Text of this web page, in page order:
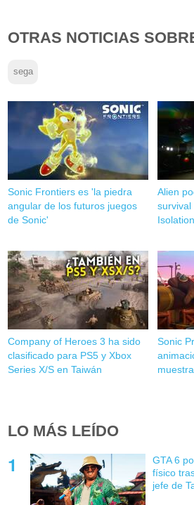
OTRAS NOTICIAS
sega
Sonic Frontiers es 'la piedra
angular de los futuros juegos
de Sonic'
Alien
survival
Company of Heroes 3 ha sido
clasificado para PS5 y Xbox
Series X/S en Taiwán
Sonic
LO MÁS LEÍDO
GTA 6
físico
jefe de